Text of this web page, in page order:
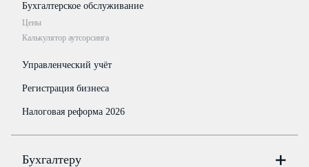
Бухгалтерское обслуживание
Цены
Калькулятор аутсорсинга
Управленческий учёт
Регистрация бизнеса
Налоговая реформа 2026
Бухгалтеру